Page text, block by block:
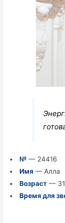
№— 24416
Имя— Алла
Возраст— 31
Время для